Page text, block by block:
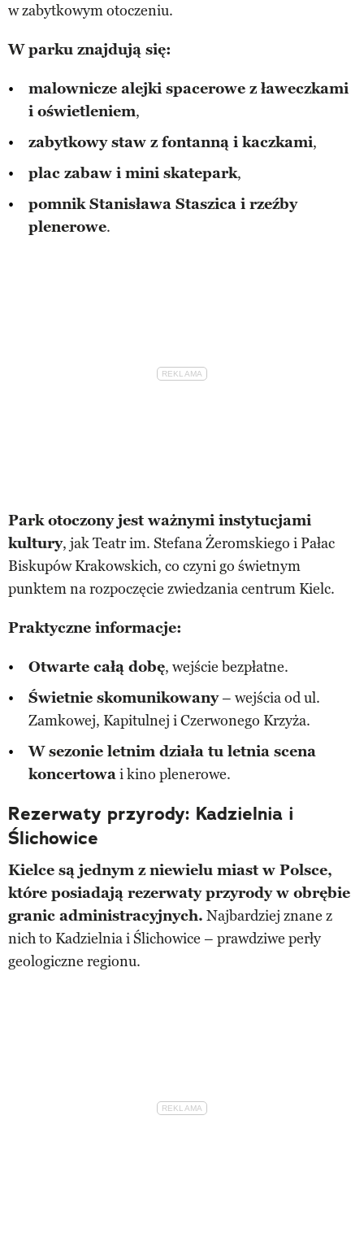
w zabytkowym otoczeniu.
W parku znajdują się:
malownicze alejki spacerowe z ławeczkami
i oświetleniem,
zabytkowy staw z fontanną i kaczkami,
plac zabaw i mini skatepark,
pomnik Stanisława Staszica i rzeźby
plenerowe.
Park otoczony jest ważnymi instytucjami
kultury, jak Teatr im. Stefana Żeromskiego i Pałac
Biskupów Krakowskich, co czyni go świetnym
punktem na rozpoczęcie zwiedzania centrum Kielc.
Praktyczne informacje:
Otwarte całą dobę, wejście bezpłatne.
Świetnie skomunikowany– wejścia od ul.
Zamkowej, Kapitulnej i Czerwonego Krzyża.
W sezonie letnim działa tu letnia scena
koncertowai kino plenerowe.
Rezerwaty przyrody: Kadzielnia i
Ślichowice
Kielce są jednym z niewielu miast w Polsce,
które posiadają rezerwaty przyrody w obrębie
granic administracyjnych. Najbardziej znane z
nich to Kadzielnia i Ślichowice – prawdziwe perły
geologiczne regionu.